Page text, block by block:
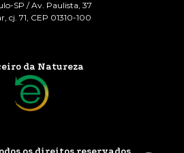
SP / Av. Paulista, 37
cj. 71, CEP 01310-100
da Natureza